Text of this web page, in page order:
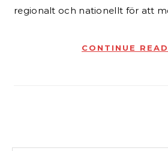
regionalt och nationellt för att
CONTINUE